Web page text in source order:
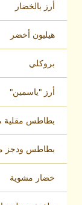
أرز بالخضار
هيليون أخضر
بروكلي
أرز "ياسمين"
بطاطس مقلية
بطاطس ودجز
خضار مشوية